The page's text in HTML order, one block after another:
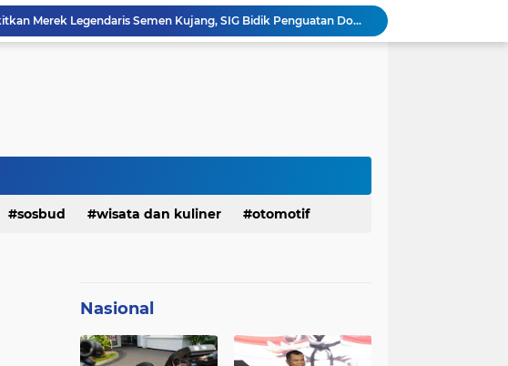
Ketua Golkar Jabar: Perjalanan Hidup Bahlil Layak Diteladani Seluruh Kader Partai
KDM Fokus Rampungkan Pemenuhan Layanan Dasar dan Konektivitas Wilayah pada 2027
Jelang Konferprov PWI Jabar, Bos Ayo Media Sambangi Rumah PWI Kota Bogor
sosbud wisata dan kuliner otomotif
Nasional